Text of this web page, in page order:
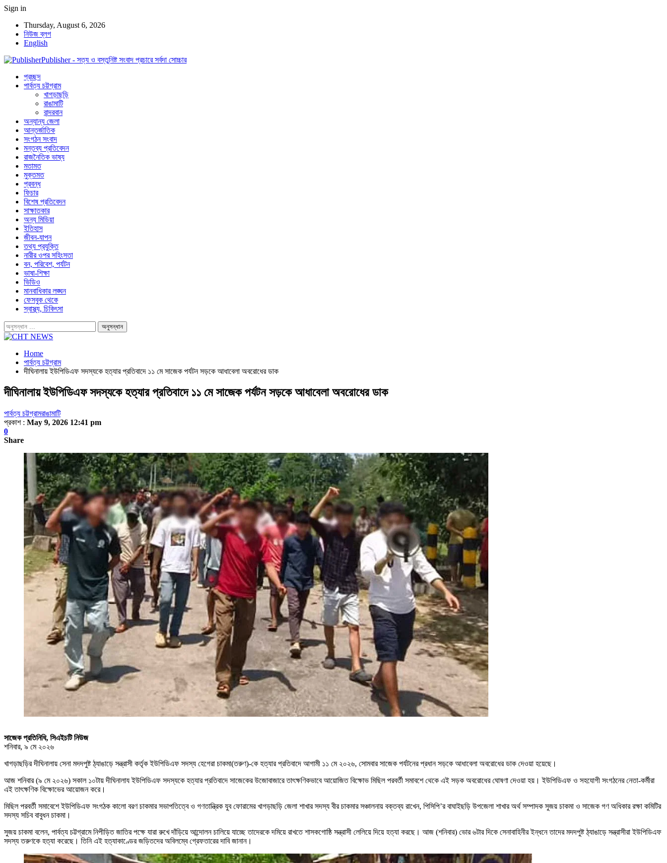
Sign in
Thursday, August 6, 2026
নিউজ ব্লগ
English
Publisher - সত্য ও বস্তুনিষ্ট সংবাদ প্রচারে সর্বদা সোচ্চার
প্রচ্ছদ
পার্বত্য চট্টগ্রাম
খাগড়াছড়ি
রাঙামাটি
বান্দরবান
অন্যান্য জেলা
আন্তর্জাতিক
সংগঠন সংবাদ
মন্তব্য প্রতিবেদন
রাজনৈতিক ভাষ্য
মতামত
মুক্তমত
প্রবন্ধ
ফিচার
বিশেষ প্রতিবেদন
সাক্ষাতকার
অন্য মিডিয়া
ইতিহাস
জীবন-যাপন
তথ্য প্রযুক্তি
নারীর ওপর সহিংসতা
বন, পরিবেশ, পর্যটন
ভাষা-শিক্ষা
ভিডিও
মানবাধিকার লঙ্ঘন
ফেসবুক থেকে
স্বাস্থ্য, চিকিৎসা
Home
পার্বত্য চট্টগ্রাম
দীঘিনালায় ইউপিডিএফ সদস্যকে হত্যার প্রতিবাদে ১১ মে সাজেক পর্যটন সড়কে আধাবেলা অবরোধের ডাক
দীঘিনালায় ইউপিডিএফ সদস্যকে হত্যার প্রতিবাদে ১১ মে সাজেক পর্যটন সড়কে আধাবেলা অবরোধের ডাক
পার্বত্য চট্টগ্রামরাঙামাটি
প্রকাশ : May 9, 2026 12:41 pm
0
Share
সাজেক প্রতিনিধি, সিএইচটি নিউজ
শনিবার, ৯ মে ২০২৬
খাগড়াছড়ির দীঘিনালায় সেনা মদদপুষ্ট ঠ্যাঙাড়ে সন্ত্রাসী কর্তৃক ইউপিডিএফ সদস্য হেগেরা চাকমা(তরুণ)-কে হত্যার প্রতিবাদে আগামী ১১ মে ২০২৬, সোমবার সাজেক পর্যটনের প্রধান সড়কে আধাবেলা অবরোধের ডাক দেওয়া হয়েছে।
আজ শনিবার (৯ মে ২০২৬) সকাল ১০টায় দীঘিনালায ইউপিডিএফ সদস্যকে হত্যার প্রতিবাদে সাজেকের উজোবাজারে তাৎক্ষণিকভাবে আয়োজিত বিক্ষোভ মিছিল পরবর্তী সমাবশে থেকে এই সড়ক অবরোধের ঘোষণা দেওয়া হয়। ইউপিডিএফ ও সহযোগী সংগঠনের নেতা-কর্মীরা
এই তাৎক্ষণিক বিক্ষোভের আয়োজন করে।
মিছিল পরবর্তী সমাবেশে ইউপিডিএফ সংগঠক কালো বরণ চাকমার সভাপতিত্বে ও গণতান্ত্রিক যুব ফোরামের খাগড়াছড়ি জেলা শাখার সদস্য বীর চাকমার সঞ্চালনায় বক্তব্য রাখেন, পিসিপি’র বাঘাইছড়ি উপজেলা শাখার অর্থ সম্পাদক সুজয় চাকমা ও সাজেক গণ অধিকার রক্ষা কমিটির
সদস্য সচিব বাবুধন চাকমা।
সুজয় চাকমা বলেন, পার্বত্য চট্টগ্রামে নিপীড়িত জাতির পক্ষে যারা রুখে দাঁড়িয়ে আন্দোলন চালিয়ে যাচ্ছে তাদেরকে দমিয়ে রাখতে শাসকগোষ্ঠি সন্ত্রাসী লেলিয়ে দিয়ে হত্যা করছে। আজ (শনিবার) ভোর ৬টার দিকে সেনাবাহিনীর ইন্ধনে তাদের মদদপুষ্ট ঠ্যাঙাড়ে সন্ত্রাসীরা ইউপিডিএফ
সদস্য তরুণকে হত্যা করেছে। তিনি এই হত্যাকাণ্ডের জড়িতদের অবিলম্বে গ্রেফতারের দাবি জানান।